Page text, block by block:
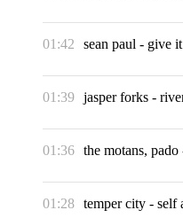
01:42 sean paul - give
01:39 jasper forks -
01:36 the motans, pado
01:28 temper city - self